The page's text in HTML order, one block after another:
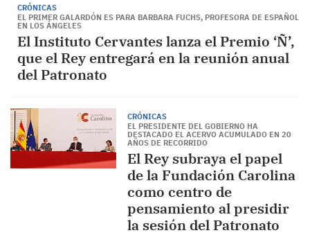
CRÓNICAS
EL PRIMER GALARDÓN ES PARA BARBARA FUCHS, PROFESORA DE ESPAÑOL
EN LOS ÁNGELES
El Instituto Cervantes lanza el Premio ‘Ñ’,
que el Rey entregará en la reunión anual
del Patronato
CRÓNICAS
EL PRESIDENTE DEL GOBIERNO HA
DESTACADO EL ACERVO ACUMULADO EN 20
AÑOS DE RECORRIDO
El Rey subraya el papel
de la Fundación Carolina
como centro de
pensamiento al presidir
la sesión del Patronato